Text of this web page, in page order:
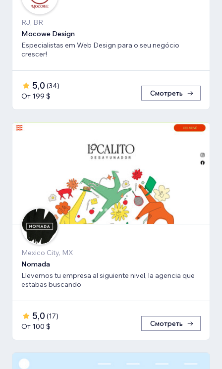
RJ, BR
Mocowe Design
Especialistas em Web Design para o seu negócio
crescer!
5,0 (34)
От 199 $
Смотреть
Mexico City, MX
Nomada
Llevemos tu empresa al siguiente nivel, la agencia que
estabas buscando
5,0 (17)
От 100 $
Смотреть